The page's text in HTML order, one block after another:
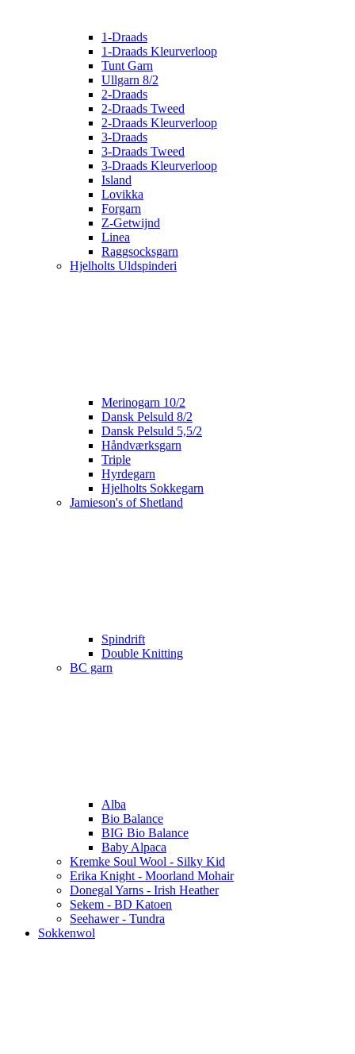
1-Draads
1-Draads Kleurverloop
Tunt Garn
Ullgarn 8/2
2-Draads
2-Draads Tweed
2-Draads Kleurverloop
3-Draads
3-Draads Tweed
3-Draads Kleurverloop
Island
Lovikka
Forgarn
Z-Getwijnd
Linea
Raggsocksgarn
Hjelholts Uldspinderi
Merinogarn 10/2
Dansk Pelsuld 8/2
Dansk Pelsuld 5,5/2
Håndværksgarn
Triple
Hyrdegarn
Hjelholts Sokkegarn
Jamieson's of Shetland
Spindrift
Double Knitting
BC garn
Alba
Bio Balance
BIG Bio Balance
Baby Alpaca
Kremke Soul Wool - Silky Kid
Erika Knight - Moorland Mohair
Donegal Yarns - Irish Heather
Sekem - BD Katoen
Seehawer - Tundra
Sokkenwol